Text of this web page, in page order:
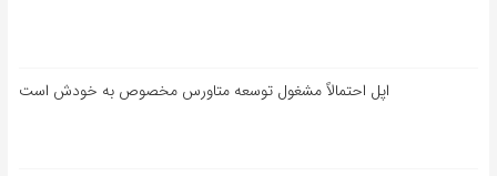
اپل احتمالاً مشغول توسعه متاورس مخصوص به خودش است